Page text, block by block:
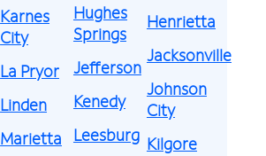
Karnes
City
La Pryor
Linden
Marietta
Hughes
Springs
Jefferson
Kenedy
Leesburg
Henrietta
Jacksonville
Johnson
City
Kilgore